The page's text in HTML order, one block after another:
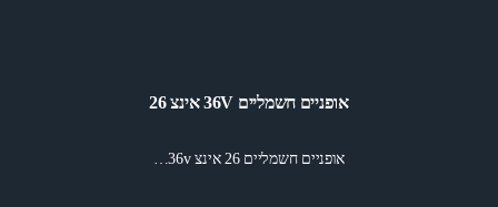
אופניים חשמליים 36V אינצ 26
אופניים חשמליים 26 אינצ 36v…